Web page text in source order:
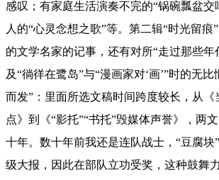
感叹；有家庭生活演奏不完的“锅碗瓢盆交
人的“心灵念想之歌”等。第二辑“时光留痕”
的文学名家的记事，还有对所“走过那些年
及“徜徉在鹭岛”与“漫画家对‘画’”时的无
而发”： 里面所选文稿时间跨度较长，从《
点》到《“影托”“书托”毁媒体声誉》，两
十年。数十年前我还是连队战士，“豆腐块
级大报，因此在部队立功受奖，这种鼓舞